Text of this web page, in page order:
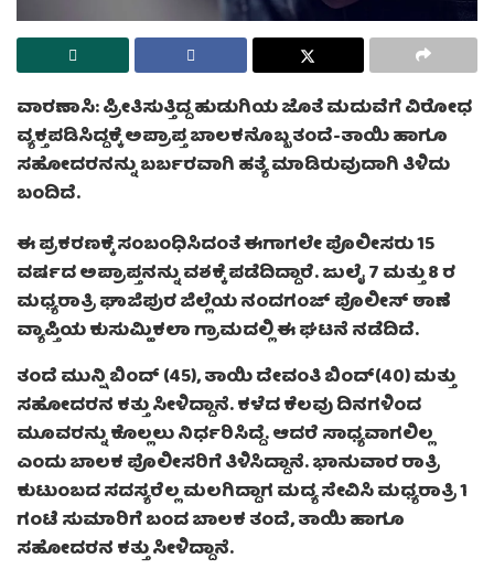
ವಾರಣಾಸಿ: ಪ್ರೀತಿಸುತ್ತಿದ್ದ ಹುಡುಗಿಯ ಜೊತೆ ಮದುವೆಗೆ ವಿರೋಧ
ವ್ಯಕ್ತಪಡಿಸಿದ್ದಕ್ಕೆ ಅಪ್ರಾಪ್ತ ಬಾಲಕನೊಬ್ಬ ತಂದೆ-ತಾಯಿ ಹಾಗೂ
ಸಹೋದರನನ್ನು ಬರ್ಬರವಾಗಿ ಹತ್ಯೆ ಮಾಡಿರುವುದಾಗಿ ತಿಳಿದು
ಬಂದಿದೆ.
ಈ ಪ್ರಕರಣಕ್ಕೆ ಸಂಬಂಧಿಸಿದಂತೆ ಈಗಾಗಲೇ ಪೊಲೀಸರು 15
ವರ್ಷದ ಅಪ್ರಾಪ್ತನನ್ನು ವಶಕ್ಕೆ ಪಡೆದಿದ್ದಾರೆ. ಜುಲೈ 7 ಮತ್ತು 8 ರ
ಮಧ್ಯರಾತ್ರಿ ಘಾಜಿಪುರ ಜಿಲ್ಲೆಯ ನಂದಗಂಜ್ ಪೊಲೀಸ್ ಠಾಣೆ
ವ್ಯಾಪ್ತಿಯ ಕುಸುಮ್ಹಿಕಲಾ ಗ್ರಾಮದಲ್ಲಿ ಈ ಘಟನೆ ನಡೆದಿದೆ.
ತಂದೆ ಮುನ್ಷಿ ಬಿಂದ್ (45), ತಾಯಿ ದೇವಂತಿ ಬಿಂದ್(40) ಮತ್ತು
ಸಹೋದರನ ಕತ್ತು ಸೀಳಿದ್ದಾನೆ. ಕಳೆದ ಕೆಲವು ದಿನಗಳಿಂದ
ಮೂವರನ್ನು ಕೊಲ್ಲಲು ನಿರ್ಧರಿಸಿದ್ದೆ. ಆದರೆ ಸಾಧ್ಯವಾಗಲಿಲ್ಲ
ಎಂದು ಬಾಲಕ ಪೊಲೀಸರಿಗೆ ತಿಳಿಸಿದ್ದಾನೆ. ಭಾನುವಾರ ರಾತ್ರಿ
ಕುಟುಂಬದ ಸದಸ್ಯರೆಲ್ಲ ಮಲಗಿದ್ದಾಗ ಮದ್ಯ ಸೇವಿಸಿ ಮಧ್ಯರಾತ್ರಿ 1
ಗಂಟೆ ಸುಮಾರಿಗೆ ಬಂದ ಬಾಲಕ ತಂದೆ, ತಾಯಿ ಹಾಗೂ
ಸಹೋದರನ ಕತ್ತು ಸೀಳಿದ್ದಾನೆ.